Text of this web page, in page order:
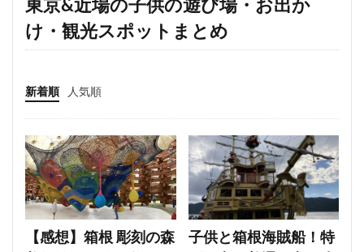
東京&近場の子供の遊び場・お出か
け・観光スポットまとめ
新着順 人気順
【感想】箱根 彫刻の森
子供と箱根海賊船！特